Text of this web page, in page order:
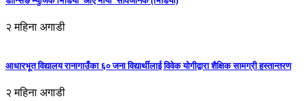
२ महिना अगाडी
आधारभूत विद्यालय रानागाउँका ६० जना विद्यार्थीलाई विवेक योगीद्वारा शैक्षिक सामग्री हस्तान्तरण
२ महिना अगाडी